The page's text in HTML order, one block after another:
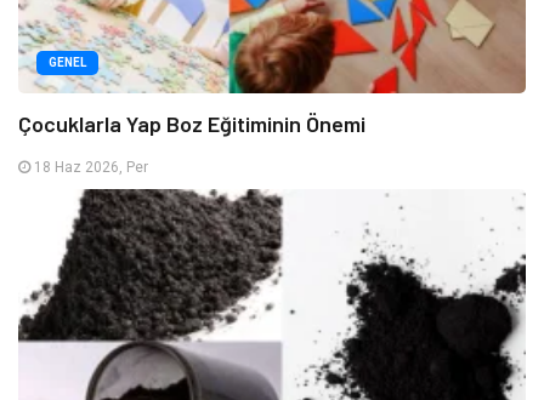
GENEL
Çocuklarla Yap Boz Eğitiminin Önemi
18 Haz 2026, Per